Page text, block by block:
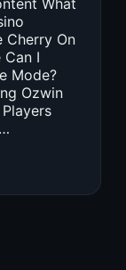
What
Cherry On
I
Mode?
Ozwin